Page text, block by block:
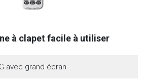
à clapet facile à utiliser
avec grand écran